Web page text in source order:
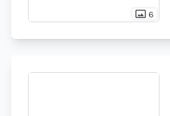
photo_size_select_actual 6